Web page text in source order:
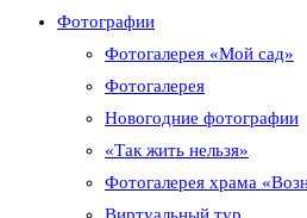
Фотографии
Фотогалерея «Мой сад»
Фотогалерея
Новогодние фотографии
«Так жить нельзя»
Фотогалерея храма